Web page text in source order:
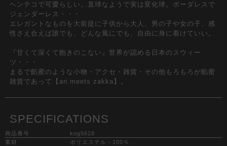
ヘンテコで可愛らしい。直球なようで実は変化球。ボーダレスで
ジェンダーレス・・・
エレガントなものを大前提に子供から大人、男の子や女の子、感
性さえ合えば誰でも、どんな風にでも、自由に身に着けていい。
『甘くて深くて飽きのこない』世界が認める日本のスウィー
ツ・・・
まるで餡蜜のような小物・アクセ・雑貨・その他もろもろが餡蜜
雑貨であって【an meets zakka】。
SPECIFICATIONS
商品番号
kog5628
素材
ポリエステル：100％